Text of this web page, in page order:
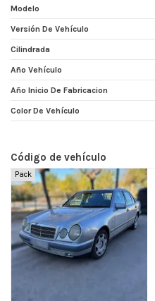
Modelo
Versión De Vehículo
Cilindrada
Año Vehículo
Año Inicio De Fabricacion
Color De Vehículo
Código de vehículo
Pack